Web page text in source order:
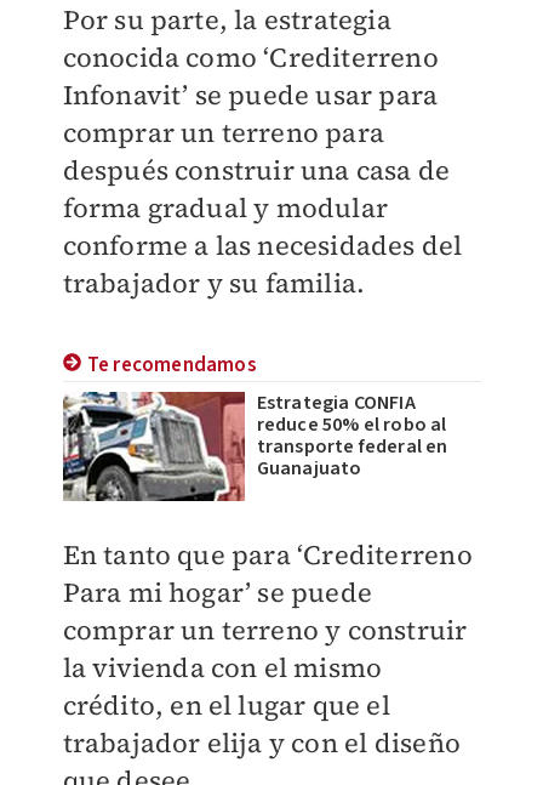
Por su parte, la estrategia
conocida como ‘Crediterreno
Infonavit’ se puede usar para
comprar un terreno para
después construir una casa de
forma gradual y modular
conforme a las necesidades del
trabajador y su familia.
Te recomendamos
Estrategia CONFIA
reduce 50% el robo al
transporte federal en
Guanajuato
En tanto que para ‘Crediterreno
Para mi hogar’ se puede
comprar un terreno y construir
la vivienda con el mismo
crédito, en el lugar que el
trabajador elija y con el diseño